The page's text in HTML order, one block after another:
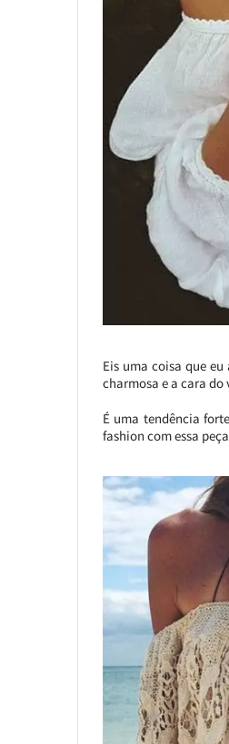
Eis uma coisa que eu
charmosa e a cara do
É uma tendência
fashion com essa